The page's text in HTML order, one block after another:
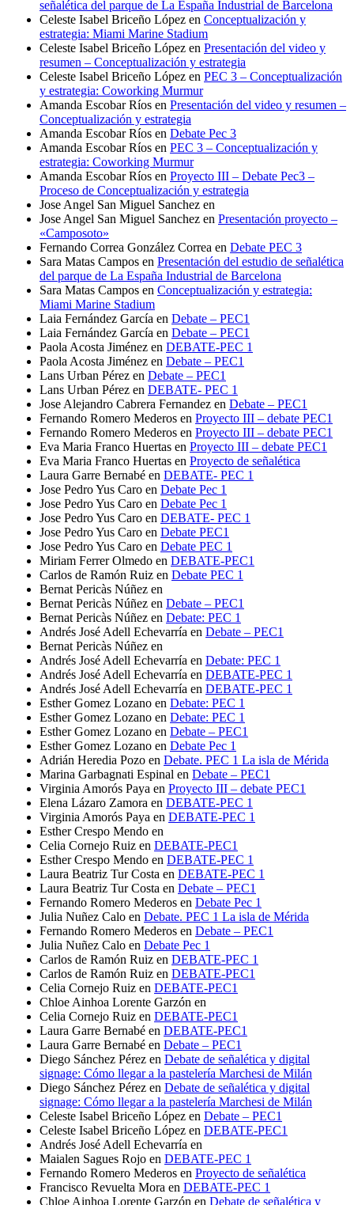
señalética del parque de La España Industrial de Barcelona
Celeste Isabel Briceño López en Conceptualización y
estrategia: Miami Marine Stadium
Celeste Isabel Briceño López en Presentación del video y
resumen – Conceptualización y estrategia
Celeste Isabel Briceño López en PEC 3 – Conceptualización
y estrategia: Coworking Murmur
Amanda Escobar Ríos en Presentación del video y resumen –
Conceptualización y estrategia
Amanda Escobar Ríos en Debate Pec 3
Amanda Escobar Ríos en PEC 3 – Conceptualización y
estrategia: Coworking Murmur
Amanda Escobar Ríos en Proyecto III – Debate Pec3 –
Proceso de Conceptualización y estrategia
Jose Angel San Miguel Sanchez en
Jose Angel San Miguel Sanchez en Presentación proyecto –
«Camposoto»
Fernando Correa González Correa en Debate PEC 3
Sara Matas Campos en Presentación del estudio de señalética
del parque de La España Industrial de Barcelona
Sara Matas Campos en Conceptualización y estrategia:
Miami Marine Stadium
Laia Fernández García en Debate – PEC1
Laia Fernández García en Debate – PEC1
Paola Acosta Jiménez en DEBATE-PEC 1
Paola Acosta Jiménez en Debate – PEC1
Lans Urban Pérez en Debate – PEC1
Lans Urban Pérez en DEBATE- PEC 1
Jose Alejandro Cabrera Fernandez en Debate – PEC1
Fernando Romero Mederos en Proyecto III – debate PEC1
Fernando Romero Mederos en Proyecto III – debate PEC1
Eva Maria Franco Huertas en Proyecto III – debate PEC1
Eva Maria Franco Huertas en Proyecto de señalética
Laura Garre Bernabé en DEBATE- PEC 1
Jose Pedro Yus Caro en Debate Pec 1
Jose Pedro Yus Caro en Debate Pec 1
Jose Pedro Yus Caro en DEBATE- PEC 1
Jose Pedro Yus Caro en Debate PEC1
Jose Pedro Yus Caro en Debate PEC 1
Miriam Ferrer Olmedo en DEBATE-PEC1
Carlos de Ramón Ruiz en Debate PEC 1
Bernat Pericàs Núñez en
Bernat Pericàs Núñez en Debate – PEC1
Bernat Pericàs Núñez en Debate: PEC 1
Andrés José Adell Echevarría en Debate – PEC1
Bernat Pericàs Núñez en
Andrés José Adell Echevarría en Debate: PEC 1
Andrés José Adell Echevarría en DEBATE-PEC 1
Andrés José Adell Echevarría en DEBATE-PEC 1
Esther Gomez Lozano en Debate: PEC 1
Esther Gomez Lozano en Debate: PEC 1
Esther Gomez Lozano en Debate – PEC1
Esther Gomez Lozano en Debate Pec 1
Adrián Heredia Pozo en Debate. PEC 1 La isla de Mérida
Marina Garbagnati Espinal en Debate – PEC1
Virginia Amorós Paya en Proyecto III – debate PEC1
Elena Lázaro Zamora en DEBATE-PEC 1
Virginia Amorós Paya en DEBATE-PEC 1
Esther Crespo Mendo en
Celia Cornejo Ruiz en DEBATE-PEC1
Esther Crespo Mendo en DEBATE-PEC 1
Laura Beatriz Tur Costa en DEBATE-PEC 1
Laura Beatriz Tur Costa en Debate – PEC1
Fernando Romero Mederos en Debate Pec 1
Julia Nuñez Calo en Debate. PEC 1 La isla de Mérida
Fernando Romero Mederos en Debate – PEC1
Julia Nuñez Calo en Debate Pec 1
Carlos de Ramón Ruiz en DEBATE-PEC 1
Carlos de Ramón Ruiz en DEBATE-PEC1
Celia Cornejo Ruiz en DEBATE-PEC1
Chloe Ainhoa Lorente Garzón en
Celia Cornejo Ruiz en DEBATE-PEC1
Laura Garre Bernabé en DEBATE-PEC1
Laura Garre Bernabé en Debate – PEC1
Diego Sánchez Pérez en Debate de señalética y digital
signage: Cómo llegar a la pastelería Marchesi de Milán
Diego Sánchez Pérez en Debate de señalética y digital
signage: Cómo llegar a la pastelería Marchesi de Milán
Celeste Isabel Briceño López en Debate – PEC1
Celeste Isabel Briceño López en DEBATE-PEC1
Andrés José Adell Echevarría en
Maialen Sagues Rojo en DEBATE-PEC 1
Fernando Romero Mederos en Proyecto de señalética
Francisco Revuelta Mora en DEBATE-PEC 1
Chloe Ainhoa Lorente Garzón en Debate de señalética y